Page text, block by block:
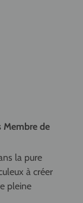
Membre de
la pure
à créer
pleine